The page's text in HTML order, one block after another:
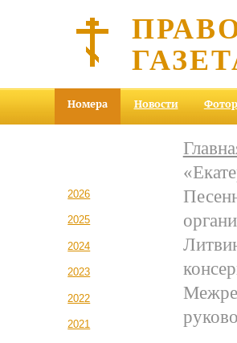
Номера Новости
2026
2025
2024
2023
2022
2021